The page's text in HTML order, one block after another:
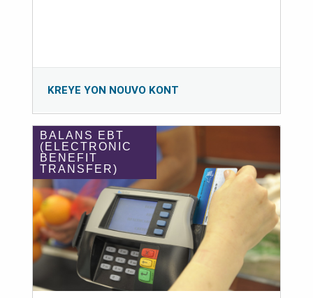
KREYE YON NOUVO KONT
BALANS EBT
(ELECTRONIC
BENEFIT
TRANSFER)